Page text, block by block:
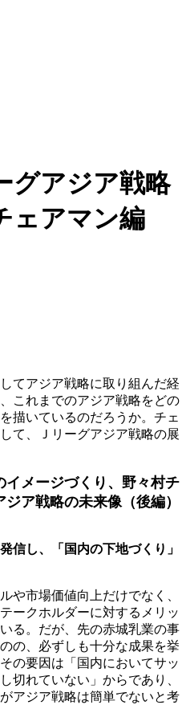
グアジア戦略
ェアマン編
てアジア戦略に取り組んだ経
これまでのアジア戦略をどの
描いているのだろうか。チェ
て、Ｊリーグアジア戦略の展
メージづくり、野々村チ
ア戦略の未来像（後編）
信し、「国内の下地づくり」
や市場価値向上だけでなく、
ークホルダーに対するメリッ
る。だが、先の赤城乳業の事
の、必ずしも十分な成果を挙
の要因は「国内においてサッ
切れていない」からであり、
アジア戦略は簡単でないと考